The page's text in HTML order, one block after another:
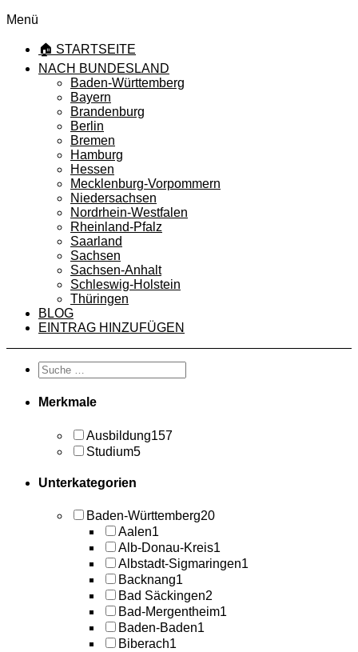
Menü
🏠 STARTSEITE
NACH BUNDESLAND
Baden-Württemberg
Bayern
Brandenburg
Berlin
Bremen
Hamburg
Hessen
Mecklenburg-Vorpommern
Niedersachsen
Nordrhein-Westfalen
Rheinland-Pfalz
Saarland
Sachsen
Sachsen-Anhalt
Schleswig-Holstein
Thüringen
BLOG
EINTRAG HINZUFÜGEN
Merkmale
Ausbildung157
Studium5
Unterkategorien
Baden-Württemberg20
Aalen1
Alb-Donau-Kreis1
Albstadt-Sigmaringen1
Backnang1
Bad Säckingen2
Bad-Mergentheim1
Baden-Baden1
Biberach1